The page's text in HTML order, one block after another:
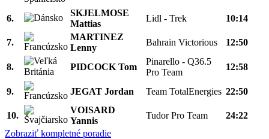
6.
SKJELMOSE
Mattias
Lidl - Trek 10:14
7.
MARTINEZ
Lenny
Bahrain Victorious 12:50
8. PIDCOCK Tom
Pinarello - Q36.5
Pro Team
12:58
9. JEGAT Jordan Team TotalEnergies 22:50
10.
VOISARD
Yannis
Tudor Pro Team
24:22
Zobraziť kompletné poradie